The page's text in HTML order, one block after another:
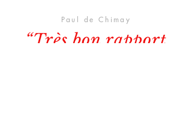
Paul de Chimay
“Très bon rapport